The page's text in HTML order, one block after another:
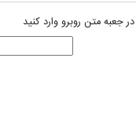
جعبه متن روبرو وارد کنید